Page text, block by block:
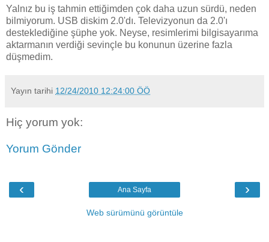
Yalnız bu iş tahmin ettiğimden çok daha uzun sürdü, neden
bilmiyorum. USB diskim 2.0'dı. Televizyonun da 2.0'ı
desteklediğine şüphe yok. Neyse, resimlerimi bilgisayarıma
aktarmanın verdiği sevinçle bu konunun üzerine fazla
düşmedim.
Yayın tarihi 12/24/2010 12:24:00 ÖÖ
Hiç yorum yok:
Yorum Gönder
‹ ›
Ana Sayfa
Web sürümünü görüntüle